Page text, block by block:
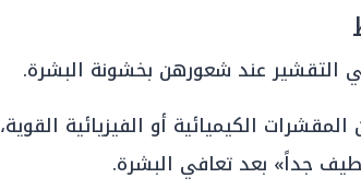
التقشير عند شعورهن بخشونة البشرة.
الكيميائية أو الفيزيائية القوية،
جداً» بعد تعافي البشرة.